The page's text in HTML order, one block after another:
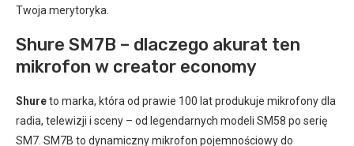
Twoja merytoryka.
Shure SM7B – dlaczego akurat ten
mikrofon w creator economy
Shureto marka, która od prawie 100 lat produkuje mikrofony dla
radia, telewizji i sceny – od legendarnych modeli SM58 po serię
SM7. SM7B to dynamiczny mikrofon pojemnościowy do